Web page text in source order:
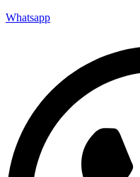
Whatsapp